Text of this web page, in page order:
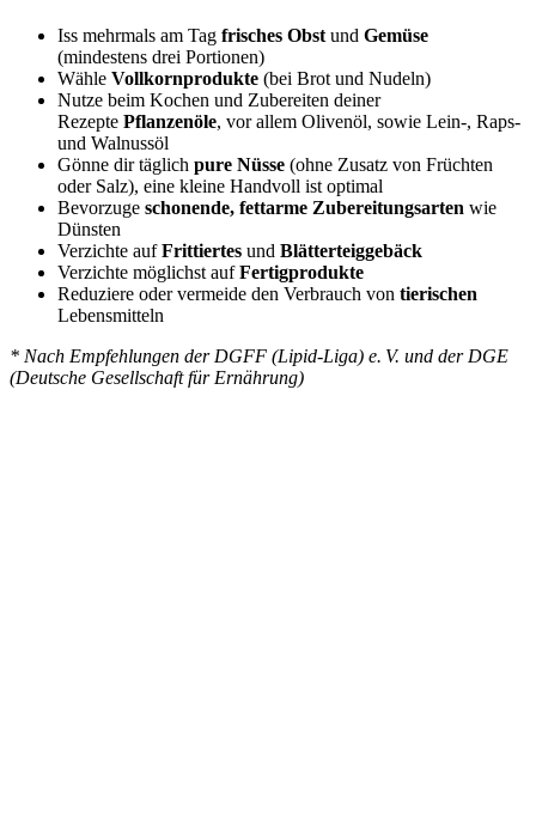
Iss mehrmals am Tag frisches Obst und Gemüse
(mindestens drei Portionen)
Wähle Vollkornprodukte (bei Brot und Nudeln)
Nutze beim Kochen und Zubereiten deiner
Rezepte Pflanzenöle, vor allem Olivenöl, sowie Lein-, Raps-
und Walnussöl
Gönne dir täglich pure Nüsse (ohne Zusatz von Früchten
oder Salz), eine kleine Handvoll ist optimal
Bevorzuge schonende, fettarme Zubereitungsarten wie
Dünsten
Verzichte aufFrittiertes und Blätterteiggebäck
Verzichte möglichst aufFertigprodukte
Reduziere oder vermeide den Verbrauch von tierischen
Lebensmitteln
* Nach Empfehlungen der DGFF (Lipid-Liga) e. V. und der DGE
(Deutsche Gesellschaft für Ernährung)